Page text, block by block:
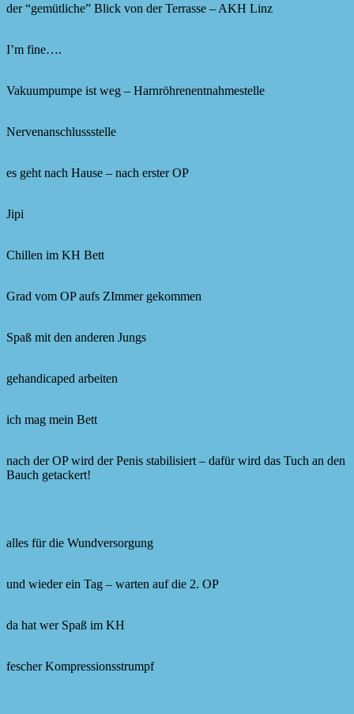
der “gemütliche” Blick von der Terrasse – AKH Linz
I’m fine….
Vakuumpumpe ist weg – Harnröhrenentnahmestelle
Nervenanschlussstelle
es geht nach Hause – nach erster OP
Jipi
Chillen im KH Bett
Grad vom OP aufs ZImmer gekommen
Spaß mit den anderen Jungs
gehandicaped arbeiten
ich mag mein Bett
nach der OP wird der Penis stabilisiert – dafür wird das Tuch an den
Bauch getackert!
alles für die Wundversorgung
und wieder ein Tag – warten auf die 2. OP
da hat wer Spaß im KH
fescher Kompressionsstrumpf